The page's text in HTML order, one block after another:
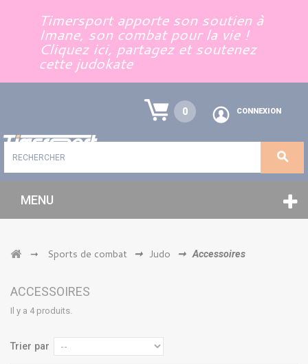
Timersport apporte son soutien à
Imane, son combat pour la vie !
Cliquez ici, partagez et soutenez
cette judokate
0 CONNEXION
MENU
➞ Sports de combat ➞ Judo ➞ Accessoires
ACCESSOIRES
Il y a 4 produits.
Trier par